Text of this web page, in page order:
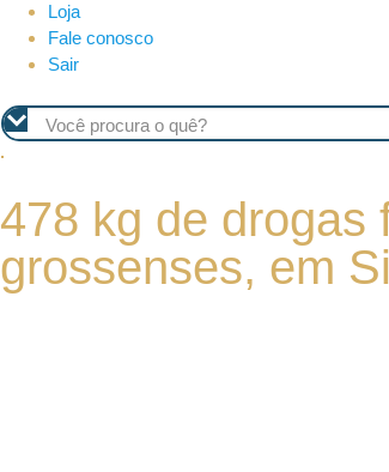
Loja
Fale conosco
Sair
478 kg de drogas
grossenses, em